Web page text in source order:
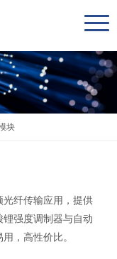
块
纤传输应用，提供
强度调制器与自动
，高性价比。